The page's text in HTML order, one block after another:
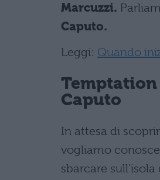
Marcuzzi.
Caputo.
Leggi: Quando
Temptation
Caputo
In attesa di
vogliamo
sbarcare